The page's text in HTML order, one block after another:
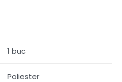
1 buc
Poliester